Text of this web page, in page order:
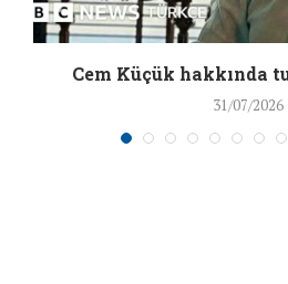
Cem Küçük hakkında
31/07/2026